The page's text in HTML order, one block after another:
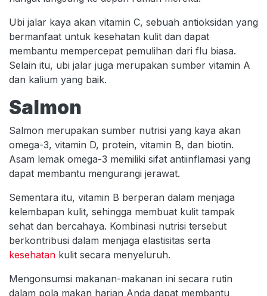
Ubi jalar kaya akan vitamin C, sebuah antioksidan yang
bermanfaat untuk kesehatan kulit dan dapat
membantu mempercepat pemulihan dari flu biasa.
Selain itu, ubi jalar juga merupakan sumber vitamin A
dan kalium yang baik.
Salmon
Salmon merupakan sumber nutrisi yang kaya akan
omega-3, vitamin D, protein, vitamin B, dan biotin.
Asam lemak omega-3 memiliki sifat antiinflamasi yang
dapat membantu mengurangi jerawat.
Sementara itu, vitamin B berperan dalam menjaga
kelembapan kulit, sehingga membuat kulit tampak
sehat dan bercahaya. Kombinasi nutrisi tersebut
berkontribusi dalam menjaga elastisitas serta
kesehatan kulit secara menyeluruh.
Mengonsumsi makanan-makanan ini secara rutin
dalam pola makan harian Anda dapat membantu